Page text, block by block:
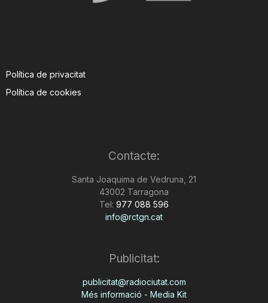
Política de privacitat
Política de cookies
Contacte:
Santa Joaquima de Vedruna, 21
43002 Tarragona
Tel: 977 088 596
info@rctgn.cat
Publicitat:
publicitat@radiociutat.com
Més informació - Media Kit